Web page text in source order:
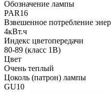
Обозначение лампы
PAR16
Взвешенное потребление
4кВт.ч
Индекс цветопередачи
80-89 (класс 1В)
Цвет
Очень теплый
Цоколь (патрон) лампы
GU10